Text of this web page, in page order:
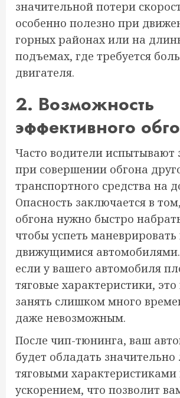
значительной потери
особенно полезно при
горных районах или на
подъемах, где требуется
двигателя.
2. Возможность
эффективного
Часто водители испытывают
при совершении обгона
транспортного средства на
Опасность заключается в
обгона нужно быстро
чтобы успеть
движущимися
если у вашего автомобиля
тяговые характеристики,
занять слишком много
даже невозможным.
После чип-тюнинга, ваш
будет обладать
тяговыми характеристиками
ускорением, что позволит